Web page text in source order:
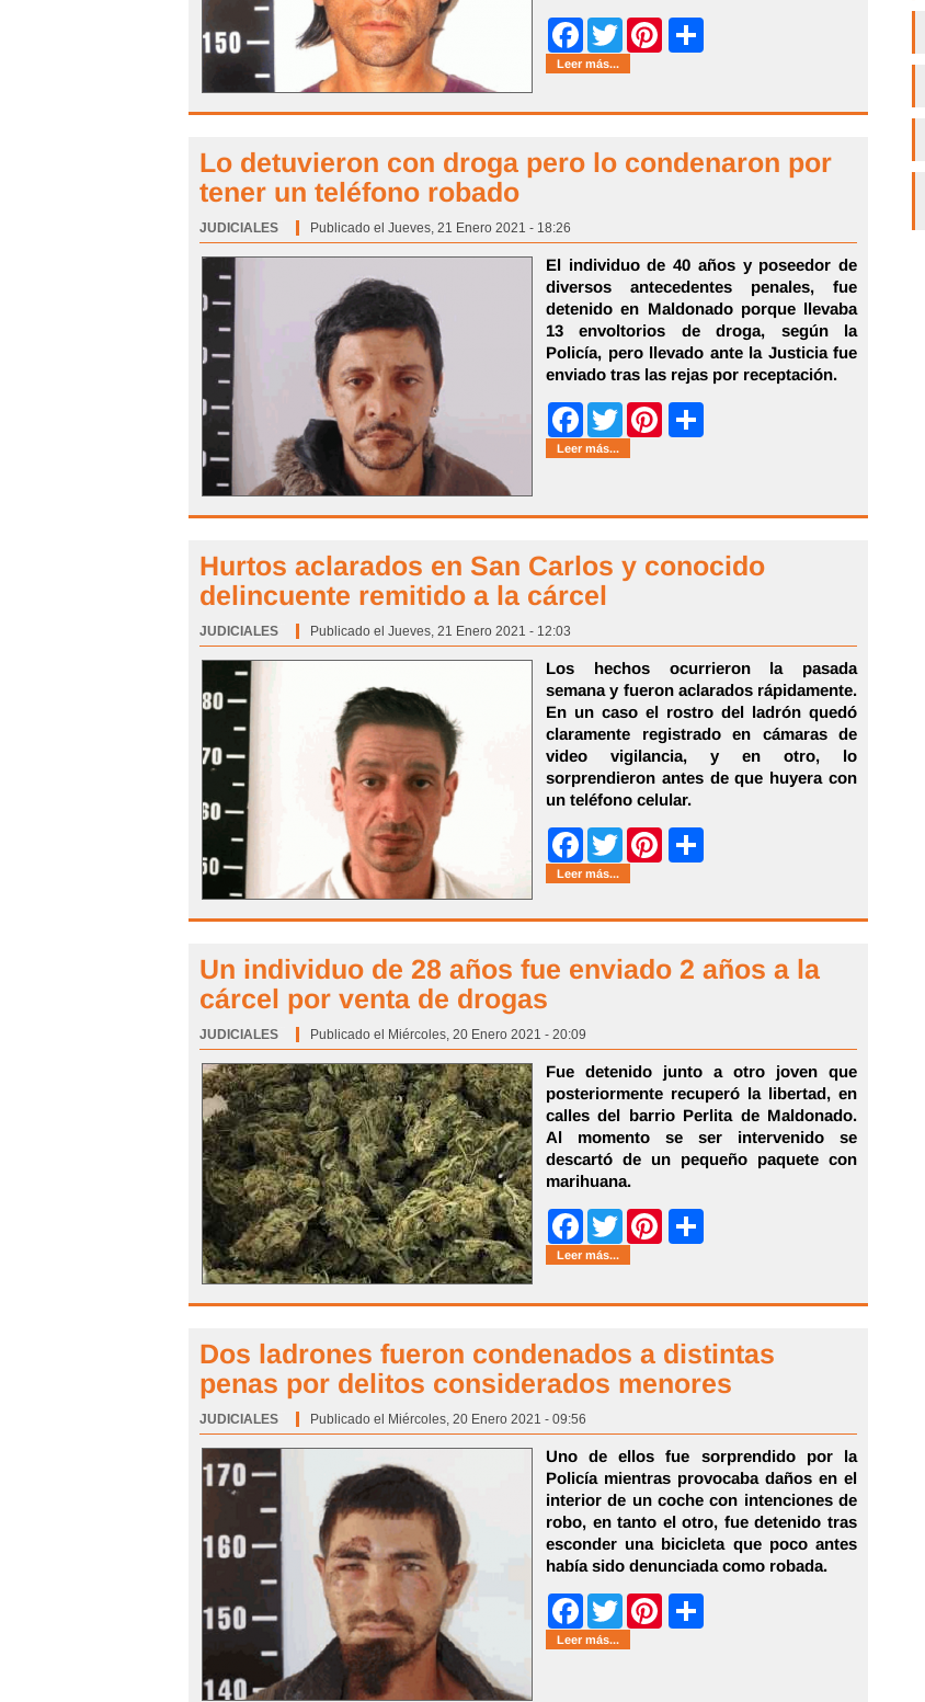
FacebookTwitter Pinterest
Leer más...
Lo detuvieron con droga pero lo condenaron por
tener un teléfono robado
JUDICIALES Publicado el Jueves, 21 Enero 2021 - 18:26
El individuo de 40 años y poseedor de
diversos antecedentes penales, fue
detenido en Maldonado porque llevaba
13 envoltorios de droga, según la
Policía, pero llevado ante la Justicia fue
enviado tras las rejas por receptación.
FacebookTwitter Pinterest
Leer más...
Hurtos aclarados en San Carlos y conocido
delincuente remitido a la cárcel
JUDICIALES Publicado el Jueves, 21 Enero 2021 - 12:03
Los hechos ocurrieron la pasada
semana y fueron aclarados rápidamente.
En un caso el rostro del ladrón quedó
claramente registrado en cámaras de
video vigilancia, y en otro, lo
sorprendieron antes de que huyera con
un teléfono celular.
FacebookTwitter Pinterest
Leer más...
Un individuo de 28 años fue enviado 2 años a la
cárcel por venta de drogas
JUDICIALES Publicado el Miércoles, 20 Enero 2021 - 20:09
Fue detenido junto a otro joven que
posteriormente recuperó la libertad, en
calles del barrio Perlita de Maldonado.
Al momento se ser intervenido se
descartó de un pequeño paquete con
marihuana.
FacebookTwitter Pinterest
Leer más...
Dos ladrones fueron condenados a distintas
penas por delitos considerados menores
JUDICIALES Publicado el Miércoles, 20 Enero 2021 - 09:56
Uno de ellos fue sorprendido por la
Policía mientras provocaba daños en el
interior de un coche con intenciones de
robo, en tanto el otro, fue detenido tras
esconder una bicicleta que poco antes
había sido denunciada como robada.
FacebookTwitter Pinterest
Leer más...